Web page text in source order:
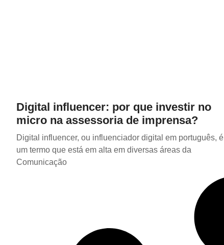
Digital influencer: por que investir no
micro na assessoria de imprensa?
Digital influencer, ou influenciador digital em português, é
um termo que está em alta em diversas áreas da
Comunicação